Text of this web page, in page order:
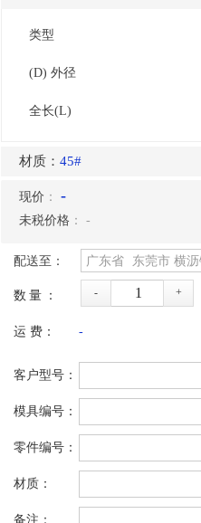
类型
(D) 外径
全长(L)
材质： 45#
现价 ： -
未税价格 ： -
配送至： 广东省 东莞市 横
数量： - +
运 费： -
客户型号：
模具编号：
零件编号：
材质：
备注：